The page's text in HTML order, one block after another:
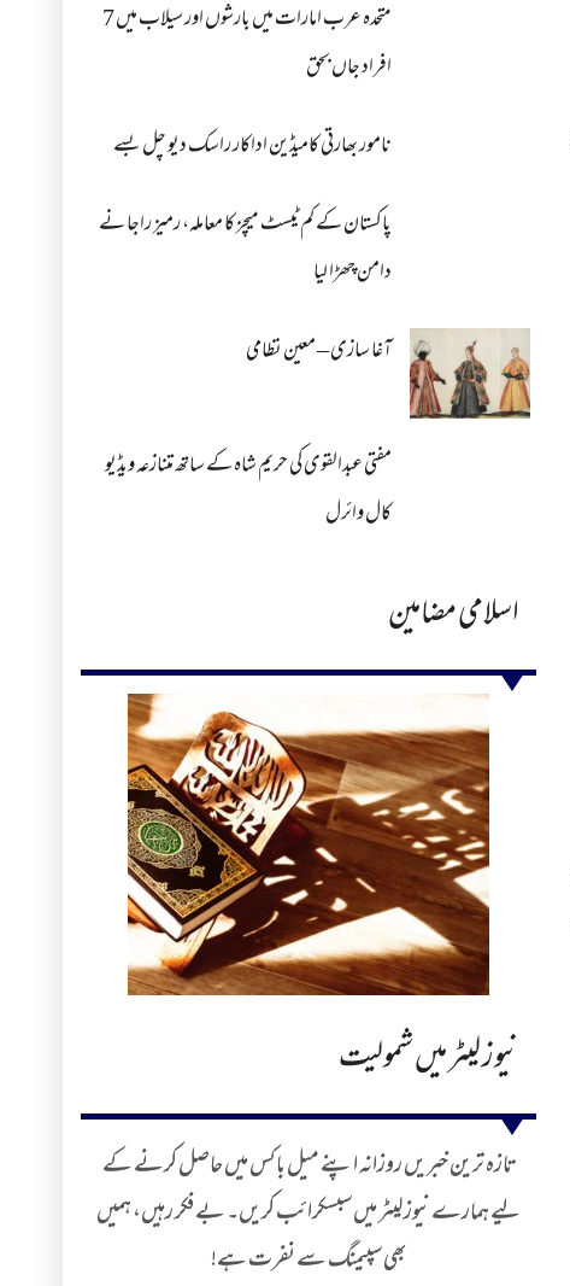
متحدہ عرب امارات میں بارشوں اور سیلاب میں 7
افراد جاں بحق
نامور بھارتی کامیڈین اداکار راسک دیو چل بسے
پاکستان کے کم ٹیسٹ میچز کا معاملہ، رمیز راجا نے
دامن چھڑا لیا
آغا سازی – معین نظامی
مفتی عبدالقوی کی حریم شاہ کے ساتھ متنازعہ ویڈیو
کال وائرل
اسلامی مضامین
نیوز لیٹر میں شمولیت
تازہ ترین خبریں روزانہ اپنے میل باکس میں حاصل کرنے کے
لیے ہمارے نیوز لیٹر میں سبسکرائب کریں۔ بے فکر رہیں، ہمیں
بھی سپیمنگ سے نفرت ہے!